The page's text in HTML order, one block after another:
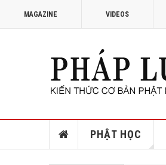
MAGAZINE VIDEOS
PHẬT HỌC